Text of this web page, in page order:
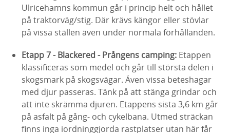
Ulricehamns kommun går i princip helt och hållet
på traktorväg/stig. Där krävs kängor eller stövlar
på vissa ställen även under normala förhållanden.
Etapp 7 - Blackered - Prångens camping: Etappen
klassificeras som medel och går till största delen i
skogsmark på skogsvägar. Även vissa beteshagar
med djur passeras. Tänk på att stänga grindar och
att inte skrämma djuren. Etappens sista 3,6 km går
på asfalt på gång- och cykelbana. Utmed sträckan
finns inga iordninggjorda rastplatser utan här får